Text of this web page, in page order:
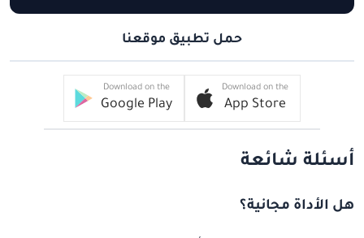
حمل تطبيق موقعنا
Download on the
App Store
Download on the
Google Play
أسئلة شائعة
هل الأداة مجانية؟